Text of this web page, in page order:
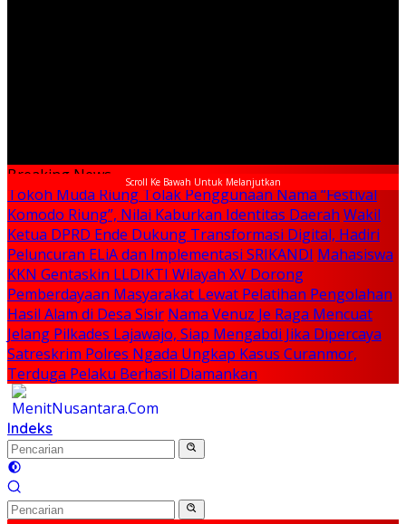
Scroll Ke Bawah Untuk Melanjutkan
Breaking News
Tokoh Muda Riung Tolak Penggunaan Nama “Festival
Komodo Riung”, Nilai Kaburkan Identitas Daerah Wakil
Ketua DPRD Ende Dukung Transformasi Digital, Hadiri
Peluncuran ELiA dan Implementasi SRIKANDI Mahasiswa
KKN Gentaskin LLDIKTI Wilayah XV Dorong
Pemberdayaan Masyarakat Lewat Pelatihan Pengolahan
Hasil Alam di Desa Sisir Nama Venuz Je Raga Mencuat
Jelang Pilkades Lajawajo, Siap Mengabdi Jika Dipercaya
Satreskrim Polres Ngada Ungkap Kasus Curanmor,
Terduga Pelaku Berhasil Diamankan
Indeks